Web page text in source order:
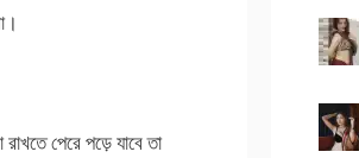
পেরে পড়ে যাবে তা